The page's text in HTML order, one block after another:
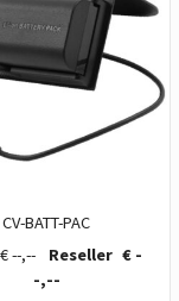
CV-BATT-PAC
€ --,--
€ -
-,--